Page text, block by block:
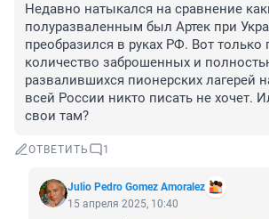
Недавно натыкался на сравнение
полуразваленным был Артек при
преобразился в руках РФ. Вот только
количество заброшенных и
развалившихся пионерских лагерей
всей России никто писать не хочет.
свои там?
ОТВЕТИТЬ 1
Julio Pedro Gomez Amoralez
15 апреля 2025, 10:40